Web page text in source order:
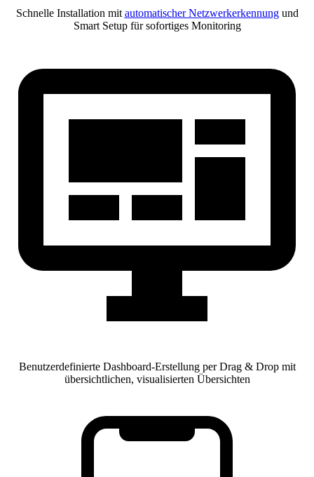
Schnelle Installation mit automatischer Netzwerkerkennungund
Smart Setup für sofortiges Monitoring
Benutzerdefinierte Dashboard-Erstellung per Drag & Drop mit
übersichtlichen, visualisierten Übersichten